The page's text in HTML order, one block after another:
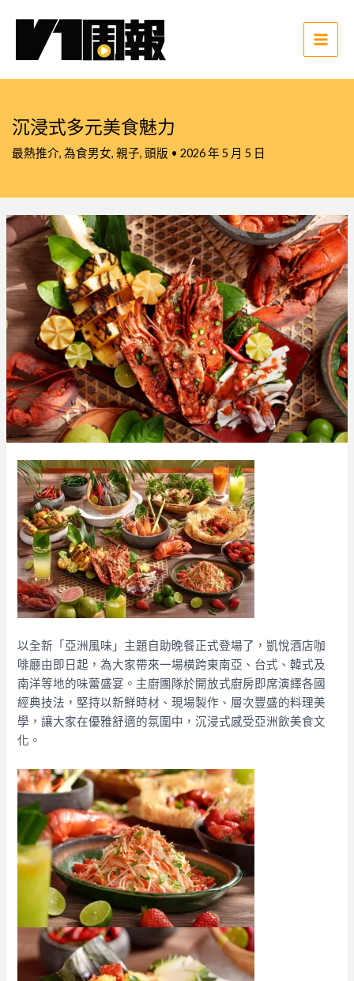
Main
沉浸式多元美食魅力
最熱推介, 為食男女, 親子, 頭版 • 2026 年 5 月 5 日
以全新「亞洲風味」主題自助晚餐正式登場了，凱悅酒店咖
啡廳由即日起，為大家帶來一場橫跨東南亞、台式、韓式及
南洋等地的味蕾盛宴。主廚團隊於開放式廚房即席演繹各國
經典技法，堅持以新鮮時材、現場製作、層次豐盛的料理美
學，讓大家在優雅舒適的氛圍中，沉浸式感受亞洲飲美食文
化。